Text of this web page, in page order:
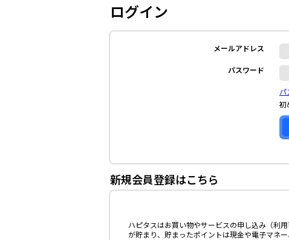
ログイン
メールアドレス
パスワード
パ
初
新規会員登録はこちら
ハピタスはお買い物やサービスの申し込み（利
が貯まり、貯まったポイントは現金や電子マネー